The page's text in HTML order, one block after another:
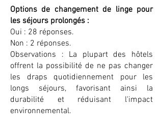
Options de changement de linge pour
les séjours prolongés :
Oui : 28 réponses.
Non : 2 réponses.
Observations : La plupart des hôtels
offrent la possibilité de ne pas changer
les draps quotidiennement pour les
longs séjours, favorisant ainsi la
durabilité et réduisant l'impact
environnemental.